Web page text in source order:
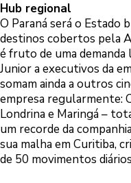
Hub regional
O Paraná será o Estado
destinos cobertos pela
é fruto de uma
Junior a executivos da
somam ainda a outros
empresa regularmente:
Londrina e Maringá –
um recorde da
sua malha em Curitiba,
de 50 movimentos